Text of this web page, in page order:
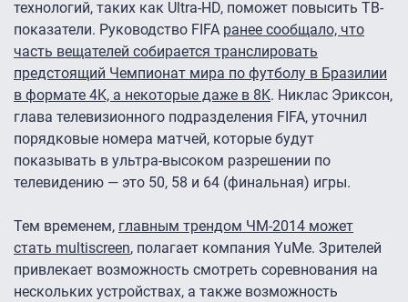
технологий, таких как Ultra-HD, поможет повысить ТВ-
показатели. Руководство FIFA ранее сообщало, что
часть вещателей собирается транслировать
предстоящий Чемпионат мира по футболу в Бразилии
в формате 4K, а некоторые даже в 8K. Никлас Эриксон,
глава телевизионного подразделения FIFA, уточнил
порядковые номера матчей, которые будут
показывать в ультра-высоком разрешении по
телевидению — это 50, 58 и 64 (финальная) игры.
Тем временем, главным трендом ЧМ-2014 может
стать multiscreen, полагает компания YuMe. Зрителей
привлекает возможность смотреть соревнования на
нескольких устройствах, а также возможность